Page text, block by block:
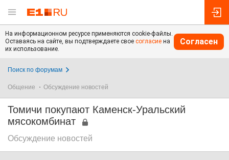
На информационном ресурсе применяются cookie-файлы.
Оставаясь на сайте, вы подтверждаете свое согласие на
их использование.
Согласен
Поиск по форумам
Общение Обсуждение новостей
Томичи покупают Каменск-Уральский
мясокомбинат
Обсуждение новостей